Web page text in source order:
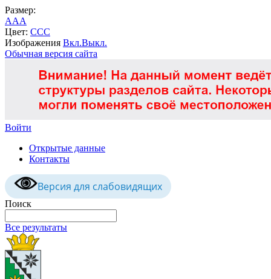
Размер:
AAA
Цвет: CCC
Изображения Вкл.Выкл.
Обычная версия сайта
Войти
Открытые данные
Контакты
Версия для слабовидящих
Поиск
Все результаты